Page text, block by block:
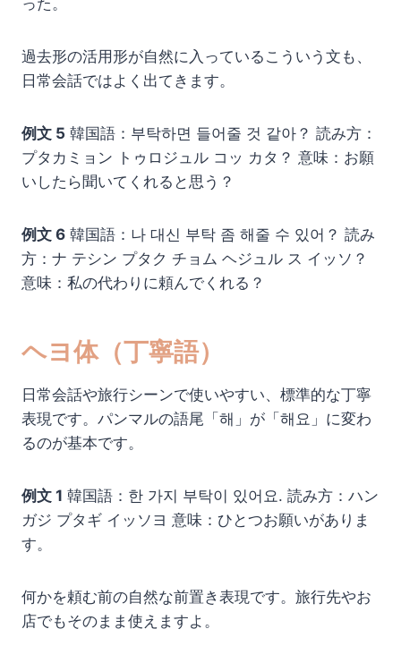
った。
過去形の活用形が自然に入っているこういう文も、
日常会話ではよく出てきます。
例文 5 韓国語：부탁하면 들어줄 것 같아？ 読み方：
プタカミョン トゥロジュル コッ カタ？ 意味：お願
いしたら聞いてくれると思う？
例文 6 韓国語：나 대신 부탁 좀 해줄 수 있어？ 読み
方：ナ テシン プタク チョム ヘジュル ス イッソ？
意味：私の代わりに頼んでくれる？
ヘヨ体（丁寧語）
日常会話や旅行シーンで使いやすい、標準的な丁寧
表現です。パンマルの語尾「해」が「해요」に変わ
るのが基本です。
例文 1 韓国語：한 가지 부탁이 있어요. 読み方：ハン
ガジ プタギ イッソヨ 意味：ひとつお願いがありま
す。
何かを頼む前の自然な前置き表現です。旅行先やお
店でもそのまま使えますよ。